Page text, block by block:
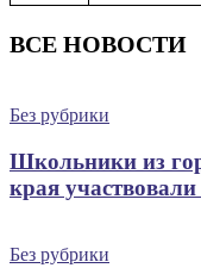
ВСЕ НОВОСТИ
Без рубрики
Школьники из
края
Без рубрики